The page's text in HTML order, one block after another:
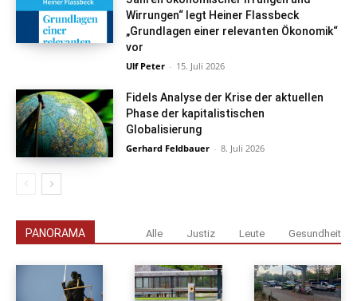
Wirrungen“ legt Heiner Flassbeck
„Grundlagen einer relevanten Ökonomik“
vor
Ulf Peter - 15. Juli 2026
Fidels Analyse der Krise der aktuellen
Phase der kapitalistischen
Globalisierung
Gerhard Feldbauer - 8. Juli 2026
PANORAMA Alle Justiz Leute Gesundheit